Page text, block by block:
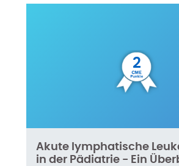
2
Akute lymphatische
in der Pädiatrie - Ein